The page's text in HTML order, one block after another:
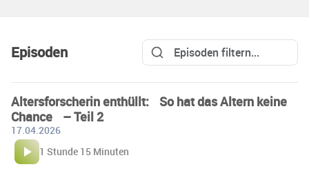
Episoden
Altersforscherin enthüllt: So hat das Altern keine
Chance – Teil 2
17.04.2026
1 Stunde 15 Minuten